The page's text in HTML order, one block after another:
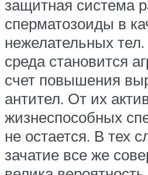
защитная система
сперматозоиды в
нежелательных тел.
среда становится
счет повышения
антител. От их
жизнеспособных
не остается. В тех
зачатие все же